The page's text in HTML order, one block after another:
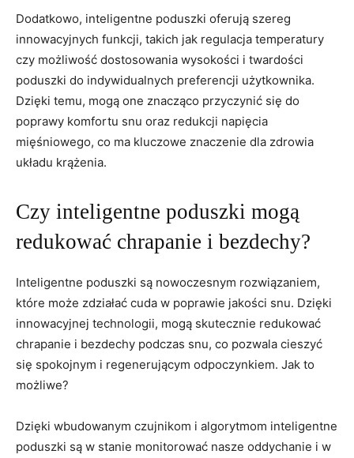
Dodatkowo, inteligentne poduszki oferują szereg
⁤innowacyjnych⁤ funkcji, takich jak regulacja temperatury
czy możliwość dostosowania ⁢wysokości i twardości
‍poduszki do‌ indywidualnych preferencji użytkownika.
Dzięki temu, mogą one znacząco‌ przyczynić się do
poprawy komfortu snu oraz redukcji napięcia
mięśniowego, co ‍ma kluczowe znaczenie dla zdrowia
układu ⁣krążenia.
Czy inteligentne poduszki mogą
redukować⁣ chrapanie i bezdechy?
Inteligentne poduszki są nowoczesnym rozwiązaniem,
które może zdziałać cuda w poprawie jakości ​snu. Dzięki​
innowacyjnej technologii,​ mogą skutecznie redukować⁢
chrapanie i bezdechy ⁣podczas snu, co pozwala cieszyć
się spokojnym i regenerującym odpoczynkiem. Jak‍ to​
możliwe?
Dzięki wbudowanym czujnikom i algorytmom inteligentne
‌poduszki ⁣są‍ w stanie monitorować‍ nasze ‍oddychanie i ⁤w⁣